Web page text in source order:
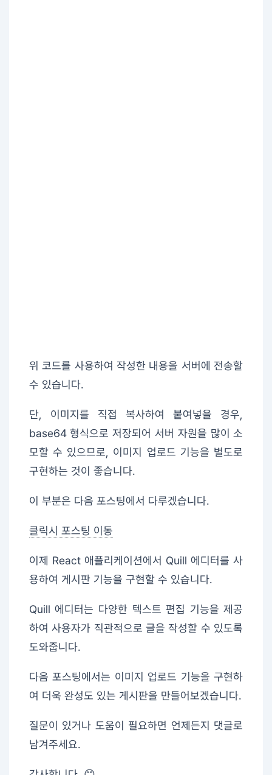
위 코드를 사용하여 작성한 내용을 서버에 전송할
수 있습니다.
단, 이미지를 직접 복사하여 붙여넣을 경우,
base64 형식으로 저장되어 서버 자원을 많이 소
모할 수 있으므로, 이미지 업로드 기능을 별도로
구현하는 것이 좋습니다.
이 부분은 다음 포스팅에서 다루겠습니다.
클릭시 포스팅 이동
이제 React 애플리케이션에서 Quill 에디터를 사
용하여 게시판 기능을 구현할 수 있습니다.
Quill 에디터는 다양한 텍스트 편집 기능을 제공
하여 사용자가 직관적으로 글을 작성할 수 있도록
도와줍니다.
다음 포스팅에서는 이미지 업로드 기능을 구현하
여 더욱 완성도 있는 게시판을 만들어보겠습니다.
질문이 있거나 도움이 필요하면 언제든지 댓글로
남겨주세요.